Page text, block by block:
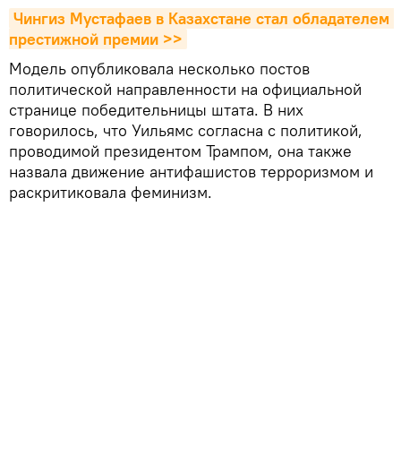
Чингиз Мустафаев в Казахстане стал обладателем
престижной премии >>
Модель опубликовала несколько постов
политической направленности на официальной
странице победительницы штата. В них
говорилось, что Уильямс согласна с политикой,
проводимой президентом Трампом, она также
назвала движение антифашистов терроризмом и
раскритиковала феминизм.